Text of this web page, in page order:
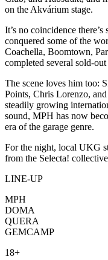
on the Akvárium stage.
It’s no coincidence
conquered some of the
Coachella, Boomtown,
completed several sold-
The scene loves him too:
Points, Chris Lorenzo,
steadily growing
sound, MPH has now
era of the garage genre.
For the night, local UKG
from the Selecta!
LINE-UP
MPH
DOMA
QUERA
GEMCAMP
18+